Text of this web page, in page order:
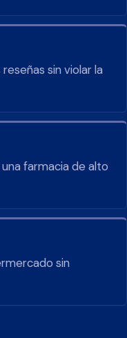
sin violar la
farmacia de alto
sin